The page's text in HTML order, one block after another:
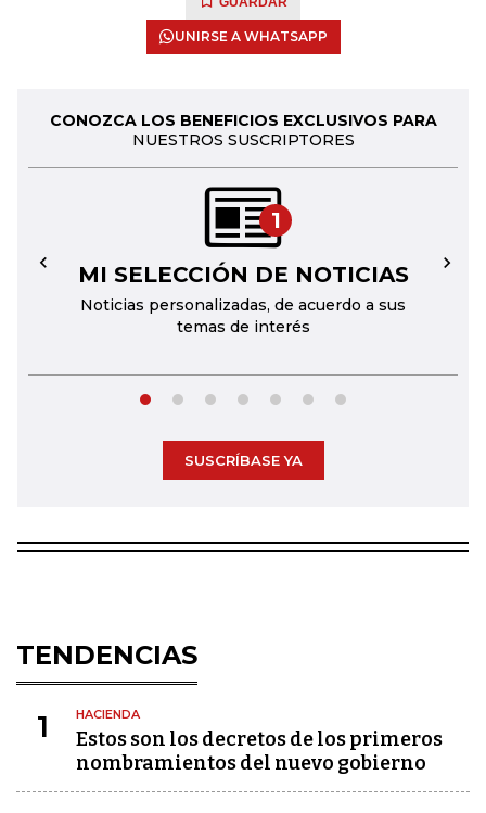
UNIRSE A WHATSAPP
CONOZCA LOS BENEFICIOS EXCLUSIVOS PARA
NUESTROS SUSCRIPTORES
1
MI SELECCIÓN DE NOTICIAS
Noticias personalizadas, de acuerdo a sus
temas de interés
← →
SUSCRÍBASE YA
TENDENCIAS
1 HACIENDA
Estos son los decretos de los primeros
nombramientos del nuevo gobierno